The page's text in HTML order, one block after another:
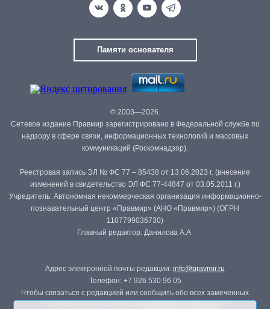
Памяти основателя
© 2003—2026.
Сетевое издание Правмир зарегистрировано в Федеральной службе по
надзору в сфере связи, информационных технологий и массовых
коммуникаций (Роскомнадзор).
Реестровая запись ЭЛ № ФС 77 – 85438 от 13.06.2023 г. (внесение
изменений в свидетельство ЭЛ ФС 77-44847 от 03.05.2011 г.)
Учредитель: Автономная некоммерческая организация информационно-
познавательный центр «Правмир» (АНО «Правмир») (ОГРН
1107799036730)
Главный редактор: Данилова А.А.
Адрес электронной почты редакции: info@pravmir.ru
Телефон: +7 926 530 96 05
Чтобы связаться с редакцией или сообщить обо всех замеченных